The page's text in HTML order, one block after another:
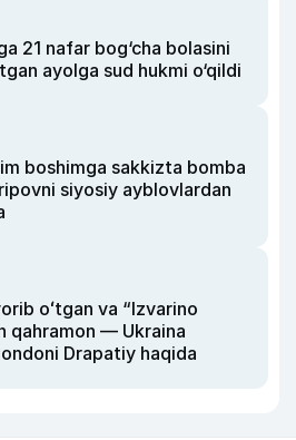
21 nafar bog‘cha bolasini
ayolga sud hukmi o‘qildi
boshimga sakkizta bomba
siyosiy ayblovlardan
oʻtgan va “Izvarino
qahramon — Ukraina
Drapatiy haqida